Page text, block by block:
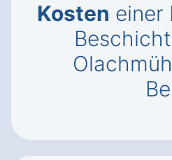
Kosten einer